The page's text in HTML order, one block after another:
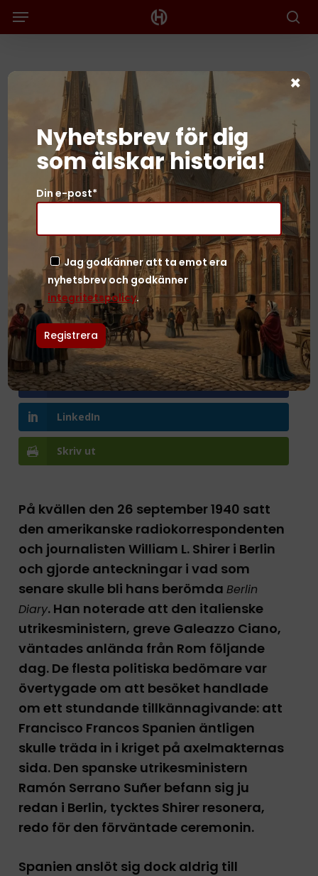
Sök
Menu
Axismakterna: Den
ökända trepartspakten
Redaktionen 2026-03-18
Pinterest
Facebook
LinkedIn
Skriv ut
På kvällen den 26 september 1940 satt
den amerikanske radiokorrespondenten
och journalisten William L. Shirer i Berlin
och gjorde anteckningar i vad som
senare skulle bli hans berömda Berlin
Diary. Han noterade att den italienske
utrikesministern, greve Galeazzo Ciano,
väntades anlända från Rom följande
dag. De flesta politiska bedömare var
övertygade om att besöket handlade
om ett stundande tillkännagivande: att
Francisco Francos Spanien äntligen
skulle träda in i kriget på axelmakternas
sida. Den spanske utrikesministern
Ramón Serrano Suñer befann sig ju
redan i Berlin, tycktes Shirer resonera,
redo för den förväntade ceremonin.
Spanien anslöt sig dock aldrig till
Nyhetsbrev för dig
som älskar historia!
Din e-post*
Jag godkänner att ta emot era
nyhetsbrev och godkänner
integritetspolicy.
×